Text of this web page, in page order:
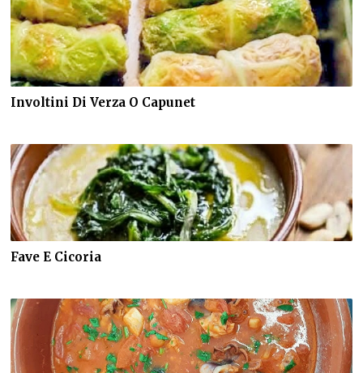
Involtini Di Verza O Capunet
Fave E Cicoria